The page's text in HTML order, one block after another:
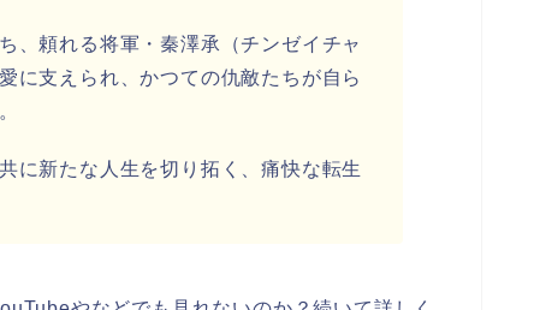
、頼れる将軍・秦澤承（チンゼイチャ
に支えられ、かつての仇敵たちが自ら
に新たな人生を切り拓く、痛快な転生